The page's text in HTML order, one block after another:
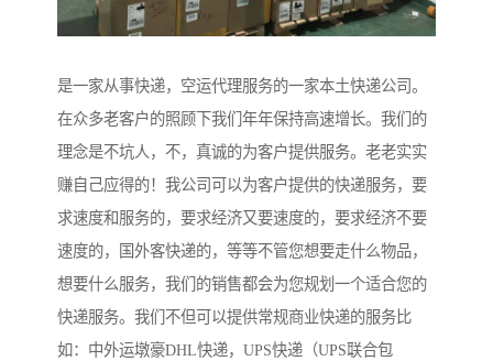
是一家从事快递，空运代理服务的一家本土快递公司。
在众多老客户的照顾下我们年年保持高速增长。我们的
理念是不坑人，不，真诚的为客户提供服务。老老实实
赚自己应得的！我公司可以为客户提供的快递服务，要
求速度和服务的，要求经济又要速度的，要求经济不要
速度的，国外客快递的，等等不管您想要走什么物品，
想要什么服务，我们的销售都会为您规划一个适合您的
快递服务。我们不但可以提供常规商业快递的服务比
如：中外运墩豪DHL快递，UPS快递（UPS联合包